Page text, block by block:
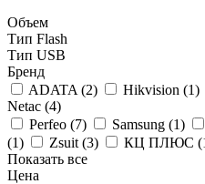
Объем
Тип Flash
Тип USB
Бренд
ADATA (2) Hikvision (1)
Netac (4)
Perfeo (7) Samsung (1)
(1) Zsuit (3) КЦ ПЛЮС (
Показать все
Цена